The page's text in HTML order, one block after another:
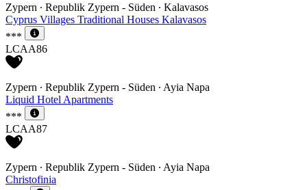
Zypern ∙ Republik Zypern - Süden ∙ Kalavasos
Cyprus Villages Traditional Houses Kalavasos
***
LCAA86
Zypern ∙ Republik Zypern - Süden ∙ Ayia Napa
Liquid Hotel Apartments
***
LCAA87
Zypern ∙ Republik Zypern - Süden ∙ Ayia Napa
Christofinia